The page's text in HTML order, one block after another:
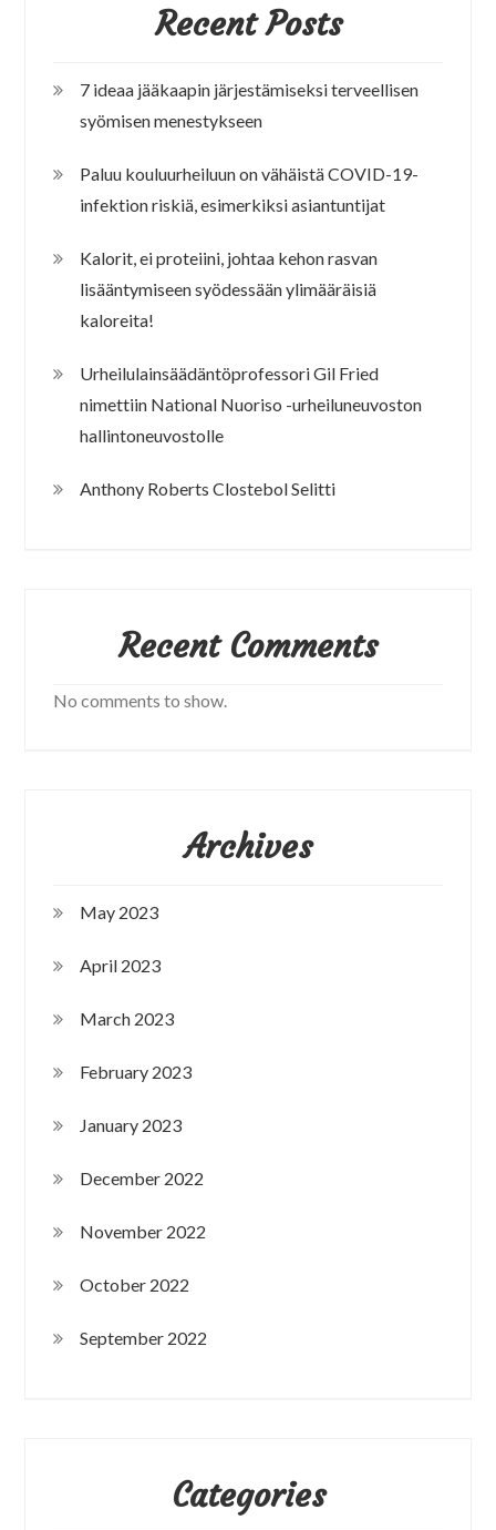
Recent Posts
7 ideaa jääkaapin järjestämiseksi terveellisen
syömisen menestykseen
Paluu kouluurheiluun on vähäistä COVID-19-
infektion riskiä, esimerkiksi asiantuntijat
Kalorit, ei proteiini, johtaa kehon rasvan
lisääntymiseen syödessään ylimääräisiä
kaloreita!
Urheilulainsäädäntöprofessori Gil Fried
nimettiin National Nuoriso -urheiluneuvoston
hallintoneuvostolle
Anthony Roberts Clostebol Selitti
Recent Comments
No comments to show.
Archives
May 2023
April 2023
March 2023
February 2023
January 2023
December 2022
November 2022
October 2022
September 2022
Categories